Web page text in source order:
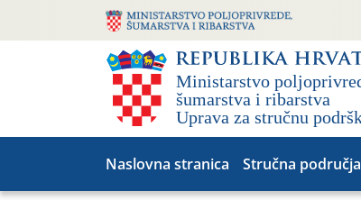
Naslovna stranica Stručna područja